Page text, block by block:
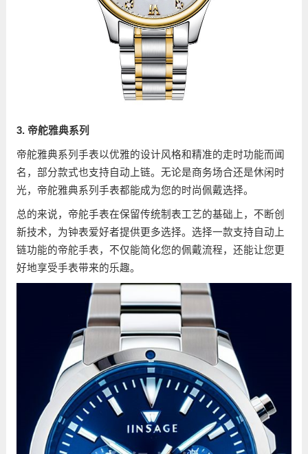
3. 帝舵雅典系列
帝舵雅典系列手表以优雅的设计风格和精准的走时功能而闻
名，部分款式也支持自动上链。无论是商务场合还是休闲时
光，帝舵雅典系列手表都能成为您的时尚佩戴选择。
总的来说，帝舵手表在保留传统制表工艺的基础上，不断创
新技术，为钟表爱好者提供更多选择。选择一款支持自动上
链功能的帝舵手表，不仅能简化您的佩戴流程，还能让您更
好地享受手表带来的乐趣。